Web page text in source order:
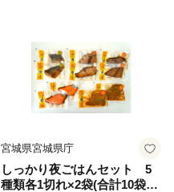
宮城県宮城県庁
しっかり夜ごはんセット 5
種類各1切れ×2袋(合計10袋)